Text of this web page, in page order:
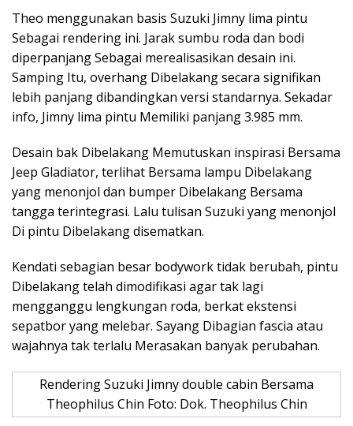
Theo menggunakan basis Suzuki Jimny lima pintu
Sebagai rendering ini. Jarak sumbu roda dan bodi
diperpanjang Sebagai merealisasikan desain ini.
Samping Itu, overhang Dibelakang secara signifikan
lebih panjang dibandingkan versi standarnya. Sekadar
info, Jimny lima pintu Memiliki panjang 3.985 mm.
Desain bak Dibelakang Memutuskan inspirasi Bersama
Jeep Gladiator, terlihat Bersama lampu Dibelakang
yang menonjol dan bumper Dibelakang Bersama
tangga terintegrasi. Lalu tulisan Suzuki yang menonjol
Di pintu Dibelakang disematkan.
Kendati sebagian besar bodywork tidak berubah, pintu
Dibelakang telah dimodifikasi agar tak lagi
mengganggu lengkungan roda, berkat ekstensi
sepatbor yang melebar. Sayang Dibagian fascia atau
wajahnya tak terlalu Merasakan banyak perubahan.
Rendering Suzuki Jimny double cabin Bersama
Theophilus Chin Foto: Dok. Theophilus Chin